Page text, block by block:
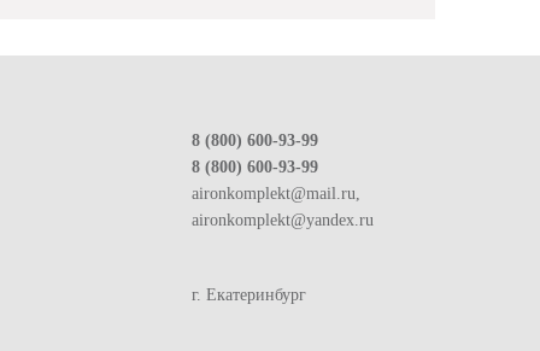
8 (800) 600-93-99
8 (800) 600-93-99
aironkomplekt@mail.ru,
aironkomplekt@yandex.ru
г. Екатеринбург